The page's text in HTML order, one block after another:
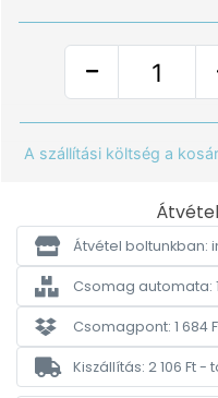
A szállítási költség a
Átvétel boltunkban:
Csomag automata: 1
Csomagpont: 1 684
Kiszállítás: 2 106 Ft -